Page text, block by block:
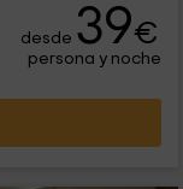
desde 39€
persona y noche